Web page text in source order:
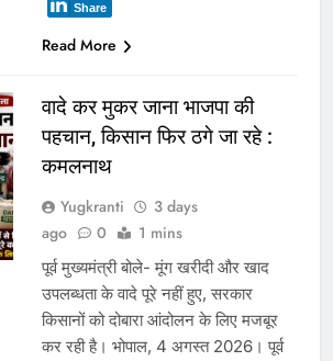
Share
Read More
वादे कर मुकर जाना भाजपा की
पहचान, किसान फिर ठगे जा रहे :
कमलनाथ
Yugkranti
3 days
ago
0 1 mins
पूर्व मुख्यमंत्री बोले- मूंग खरीदी और खाद
उपलब्धता के वादे पूरे नहीं हुए, सरकार
किसानों को दोबारा आंदोलन के लिए मजबूर
कर रही है। भोपाल, 4 अगस्त 2026। पूर्व